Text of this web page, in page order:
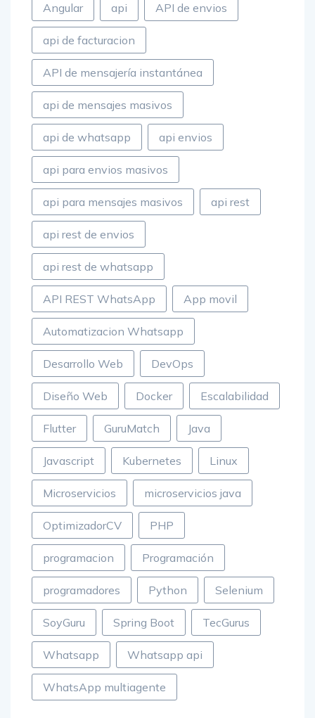
Angular api API de envios
api de facturacion
API de mensajería instantánea
api de mensajes masivos
api de whatsapp api envios
api para envios masivos
api para mensajes masivos api rest
api rest de envios
api rest de whatsapp
API REST WhatsApp App movil
Automatizacion Whatsapp
Desarrollo Web DevOps
Diseño Web Docker Escalabilidad
Flutter GuruMatch Java
Javascript Kubernetes Linux
Microservicios microservicios java
OptimizadorCV PHP
programacion Programación
programadores Python Selenium
SoyGuru Spring Boot TecGurus
Whatsapp Whatsapp api
WhatsApp multiagente